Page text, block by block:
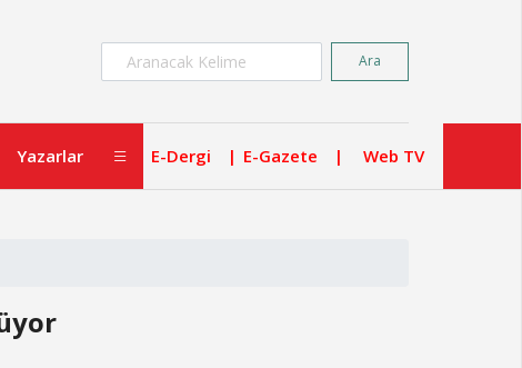
Ara
Yazarlar E-Dergi E-Gazete Web TV